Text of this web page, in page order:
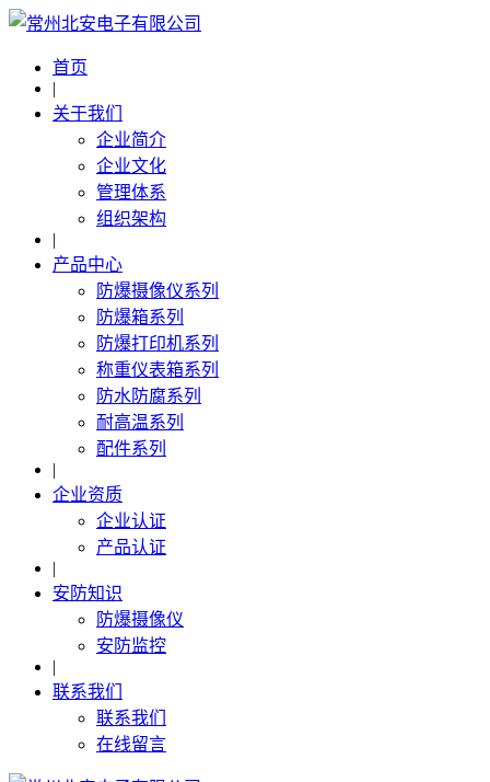
首页
|
关于我们
企业简介
企业文化
管理体系
组织架构
|
产品中心
防爆摄像仪系列
防爆箱系列
防爆打印机系列
称重仪表箱系列
防水防腐系列
耐高温系列
配件系列
|
企业资质
企业认证
产品认证
|
安防知识
防爆摄像仪
安防监控
|
联系我们
联系我们
在线留言